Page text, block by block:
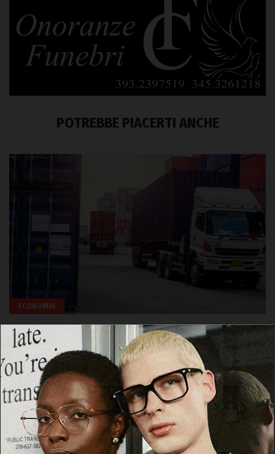
POTREBBE PIACERTI ANCHE
ECONOMIA
Sardegna, l’export col freno a mano tirato:
-17,5% rispetto allo scorso anno, -29,8% per
le Pmi
27 Dicembre 2025, 22:54
Cerca